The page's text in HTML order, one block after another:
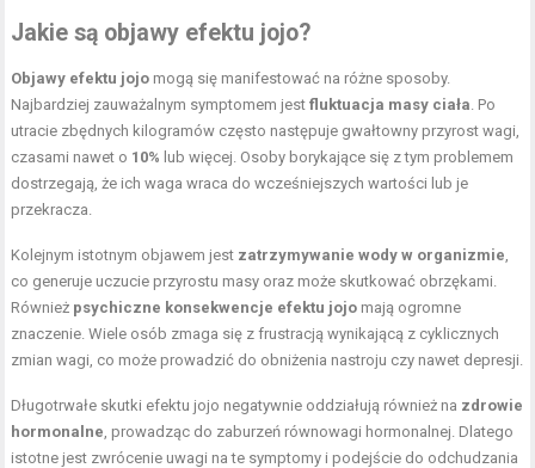
Jakie są objawy efektu jojo?
Objawy efektu jojo mogą się manifestować na różne sposoby.
Najbardziej zauważalnym symptomem jestfluktuacja masy ciała . Po
utracie zbędnych kilogramów często następuje gwałtowny przyrost wagi,
czasami nawet o 10% lub więcej. Osoby borykające się z tym problemem
dostrzegają, że ich waga wraca do wcześniejszych wartości lub je
przekracza.
Kolejnym istotnym objawem jest zatrzymywanie wody w organizmie
co generuje uczucie przyrostu masy oraz może skutkować obrzękami.
Również psychiczne konsekwencje efektu jojo mają ogromne
znaczenie. Wiele osób zmaga się z frustracją wynikającą z cyklicznych
zmian wagi, co może prowadzić do obniżenia nastroju czy nawet depresji.
Długotrwałe skutki efektu jojo negatywnie oddziałują również na zdrowie
hormonalne , prowadząc do zaburzeń równowagi hormonalnej. Dlatego
istotne jest zwrócenie uwagi na te symptomy i podejście do odchudzania